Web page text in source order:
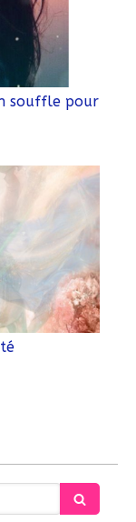
souffle pour